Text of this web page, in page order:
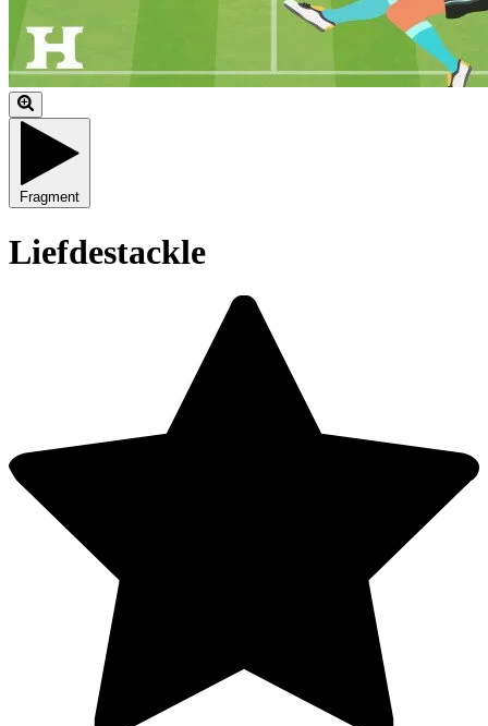
Fragment
Liefdestackle